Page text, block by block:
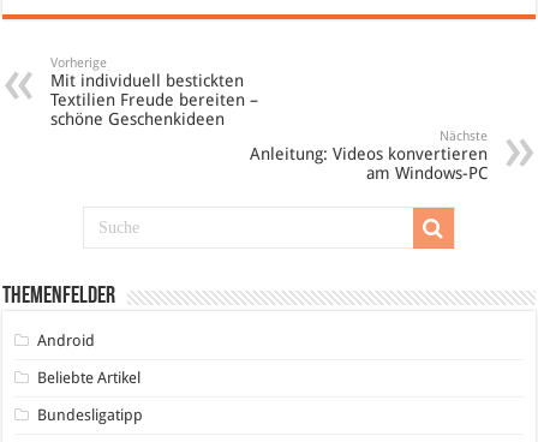
Vorherige
Mit individuell bestickten
Textilien Freude bereiten –
schöne Geschenkideen
Nächste
Anleitung: Videos konvertieren
am Windows-PC
Themenfelder
Android
Beliebte Artikel
Bundesligatipp